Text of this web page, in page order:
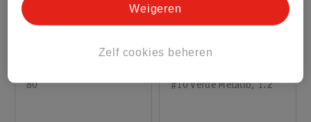
Collistar Uomo Hydra
Face And Eye Gel 80ml
80
Collistar Professional
1.2 Ml
#10 Verde Metallo, 1.2
Zelf cookies beheren
Weigeren